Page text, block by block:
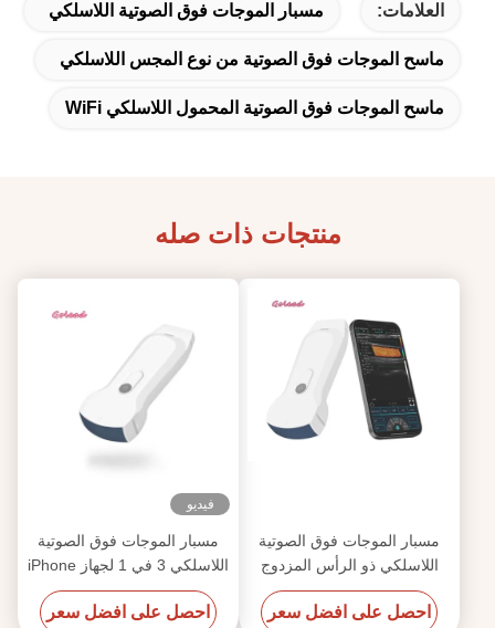
العلامات: مسبار الموجات فوق الصوتية اللاسلكي
ماسح الموجات فوق الصوتية من نوع المجس اللاسلكي
ماسح الموجات فوق الصوتية المحمول اللاسلكي WiFi
منتجات ذات صله
مسبار الموجات فوق الصوتية
اللاسلكي ذو الرأس المزدوج
IOS 128 وضع عرض PW
احصل على افضل سعر
فيديو
مسبار الموجات فوق الصوتية
اللاسلكي 3 في 1 لجهاز iPhone
مع تصوير محدب وخطي وقلب
احصل على افضل سعر